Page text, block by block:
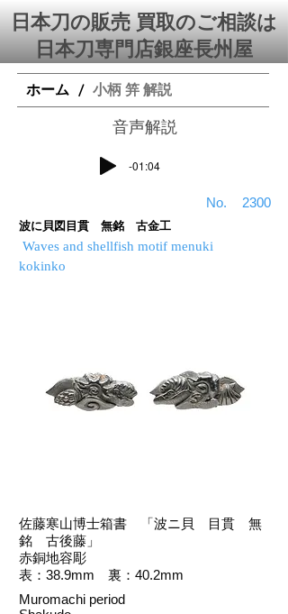
日本刀の販売 買取のご相談は
日本刀専門店銀座⻑州屋
ホーム / 小柄 笄 解説
​音声解説
-01:04
​No. 2300
波に貝図目貫 無銘 古金工
Waves and shellfish motif menuki
kokinko
佐藤寒山博士箱書 「波ニ貝 目貫 無
銘 古後藤」
赤銅地容彫
表：38.9mm 裏：40.2mm
Muromachi period